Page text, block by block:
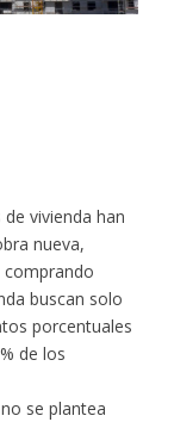
vivienda han
nueva,
comprando
buscan solo
porcentuales
de los
se plantea